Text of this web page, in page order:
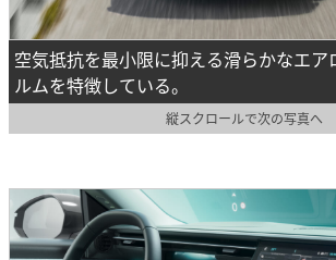
空気抵抗を最小限に抑える滑らかなエア
ルムを特徴している。
縦スクロールで次の写真へ